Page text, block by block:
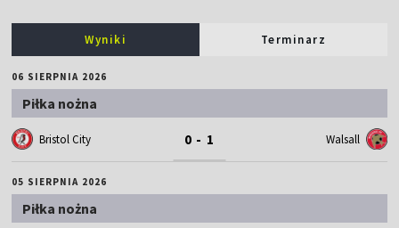
Wyniki Terminarz
06 SIERPNIA 2026
Piłka nożna
Bristol City 0 - 1 Walsall
05 SIERPNIA 2026
Piłka nożna